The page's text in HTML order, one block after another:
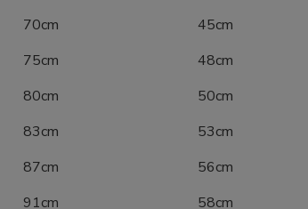
45cm
48cm
50cm
53cm
56cm
58cm